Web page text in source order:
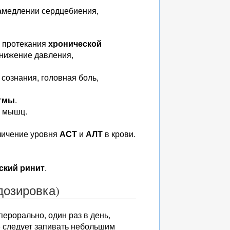
сердцебиения,
хронической
давления,
головная боль,
.
мышц.
уровняАСТ иАЛТ в крови.
ринит.
один раз в день,
запивать небольшим